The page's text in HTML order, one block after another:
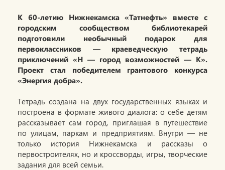
К 60-летию Нижнекамска «Татнефть» вместе с
городским сообществом библиотекарей
подготовили необычный подарок для
первоклассников — краеведческую тетрадь
приключений «Н — город возможностей — К».
Проект стал победителем грантового конкурса
«Энергия добра».
Тетрадь создана на двух государственных языках и
построена в формате живого диалога: о себе детям
рассказывает сам город, приглашая в путешествие
по улицам, паркам и предприятиям. Внутри — не
только история Нижнекамска и рассказы о
первостроителях, но и кроссворды, игры, творческие
задания для всей семьи.